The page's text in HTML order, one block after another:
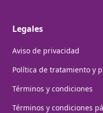
Legales
Aviso de privacidad
Política de tratamiento y
Términos y condiciones
Términos y condiciones